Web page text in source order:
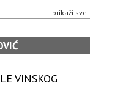
prikaži sve
VINSKOG